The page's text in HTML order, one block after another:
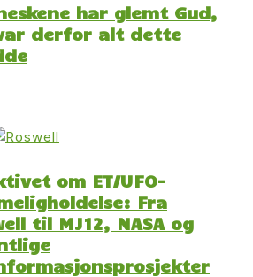
har glemt Gud,
derfor alt dette
om ET/UFO-
Fra
til MJ12, NASA og